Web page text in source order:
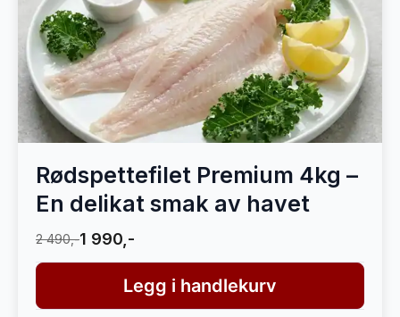
Rødspettefilet Premium 4kg –
En delikat smak av havet
2 490,-1 990,-
Legg i handlekurv